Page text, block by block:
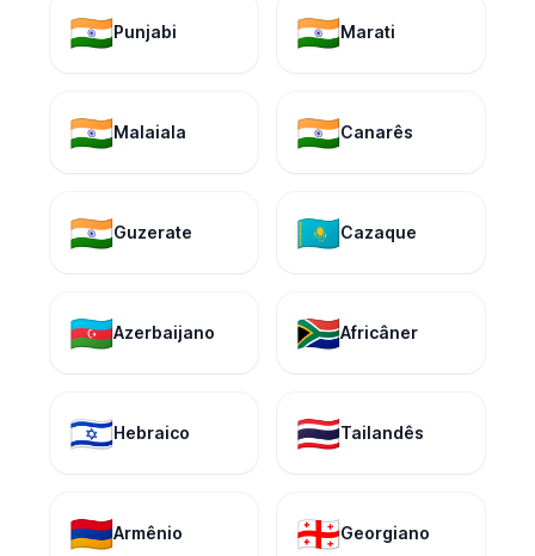
🇮🇳Punjabi 🇮🇳Marati
🇮🇳Malaiala 🇮🇳Canarês
🇮🇳Guzerate 🇰🇿Cazaque
🇦🇿Azerbaijano 🇿🇦Africâner
🇮🇱Hebraico 🇹🇭Tailandês
🇦🇲Armênio 🇬🇪Georgiano